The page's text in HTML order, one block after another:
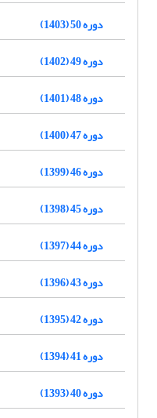
دوره 50 (1403)
دوره 49 (1402)
دوره 48 (1401)
دوره 47 (1400)
دوره 46 (1399)
دوره 45 (1398)
دوره 44 (1397)
دوره 43 (1396)
دوره 42 (1395)
دوره 41 (1394)
دوره 40 (1393)